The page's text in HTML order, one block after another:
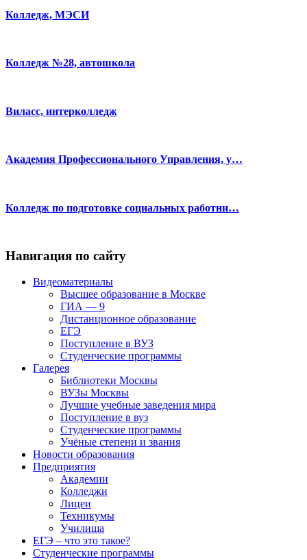
Колледж, МЭСИ
Колледж №28, автошкола
Виласс, интерколледж
Академия Профессионального Управления, у…
Колледж по подготовке социальных работни…
Навигация по сайту
Видеоматериалы
Высшее образование в Москве
ГИА — 9
Дистанционное образование
ЕГЭ
Поступление в ВУЗ
Студенческие программы
Галерея
Библиотеки Москвы
ВУЗы Москвы
Лучшие учебные заведения мира
Поступление в вуз
Студенческие программы
Учёные степени и звания
Новости образования
Предприятия
Академии
Колледжи
Лицеи
Техникумы
Училища
ЕГЭ – что это такое?
Студенческие программы